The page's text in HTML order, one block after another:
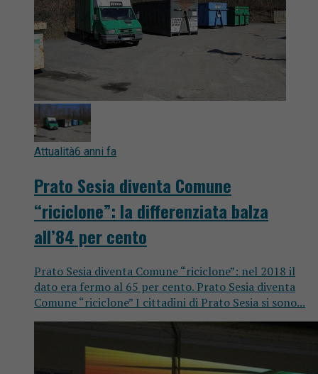
Attualità6 anni fa
Prato Sesia diventa Comune
“riciclone”: la differenziata balza
all’84 per cento
Prato Sesia diventa Comune “riciclone”: nel 2018 il
dato era fermo al 65 per cento. Prato Sesia diventa
Comune “riciclone” I cittadini di Prato Sesia si sono...